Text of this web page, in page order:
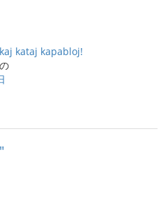
kataj kapabloj!
の